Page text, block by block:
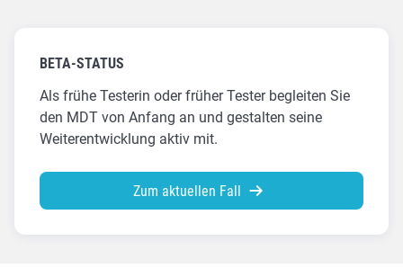
BETA-STATUS
Als frühe Testerin oder früher Tester begleiten Sie
den MDT von Anfang an und gestalten seine
Weiterentwicklung aktiv mit.
Zum aktuellen Fall